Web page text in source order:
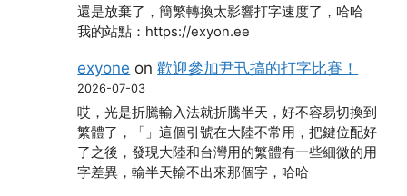
還是放棄了，簡繁轉換太影響打字速度了，哈哈
我的站點：https://exyon.ee
exyone on歡迎參加尹卂搞的打字比賽！
2026-07-03
哎，光是折騰輸入法就折騰半天，好不容易切換到
繁體了，「」這個引號在大陸不常用，把鍵位配好
了之後，發現大陸和台灣用的繁體有一些細微的用
字差異，輸半天輸不出來那個字，哈哈